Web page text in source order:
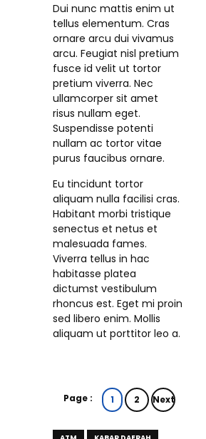
Dui nunc mattis enim ut
tellus elementum. Cras
ornare arcu dui vivamus
arcu. Feugiat nisl pretium
fusce id velit ut tortor
pretium viverra. Nec
ullamcorper sit amet
risus nullam eget.
Suspendisse potenti
nullam ac tortor vitae
purus faucibus ornare.
Eu tincidunt tortor
aliquam nulla facilisi cras.
Habitant morbi tristique
senectus et netus et
malesuada fames.
Viverra tellus in hac
habitasse platea
dictumst vestibulum
rhoncus est. Eget mi proin
sed libero enim. Mollis
aliquam ut porttitor leo a.
Page : 1 2 Next